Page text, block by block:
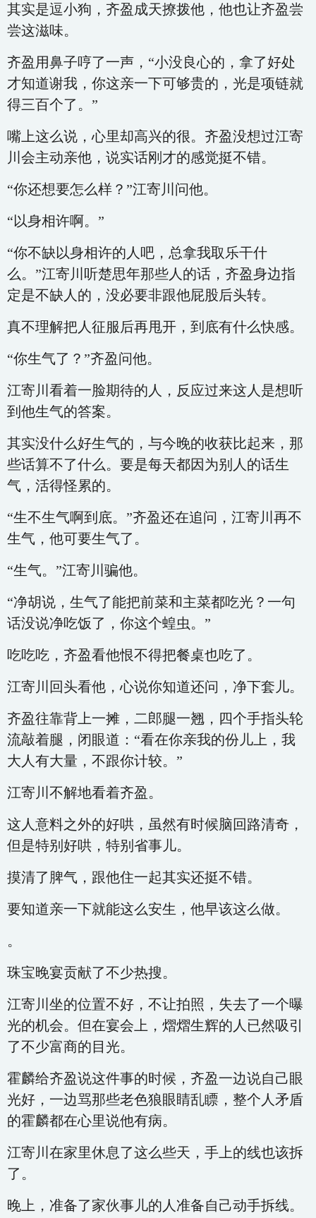
其实是逗小狗，齐盈成天撩拨他，他也让齐盈尝
尝这滋味。
齐盈用鼻子哼了一声，“小没良心的，拿了好处
才知道谢我，你这亲一下可够贵的，光是项链就
得三百个了。”
嘴上这么说，心里却高兴的很。齐盈没想过江寄
川会主动亲他，说实话刚才的感觉挺不错。
“你还想要怎么样？”江寄川问他。
“以身相许啊。”
“你不缺以身相许的人吧，总拿我取乐干什
么。”江寄川听楚思年那些人的话，齐盈身边指
定是不缺人的，没必要非跟他屁股后头转。
真不理解把人征服后再甩开，到底有什么快感。
“你生气了？”齐盈问他。
江寄川看着一脸期待的人，反应过来这人是想听
到他生气的答案。
其实没什么好生气的，与今晚的收获比起来，那
些话算不了什么。要是每天都因为别人的话生
气，活得怪累的。
“生不生气啊到底。”齐盈还在追问，江寄川再不
生气，他可要生气了。
“生气。”江寄川骗他。
“净胡说，生气了能把前菜和主菜都吃光？一句
话没说净吃饭了，你这个蝗虫。”
吃吃吃，齐盈看他恨不得把餐桌也吃了。
江寄川回头看他，心说你知道还问，净下套儿。
齐盈往靠背上一摊，二郎腿一翘，四个手指头轮
流敲着腿，闭眼道：“看在你亲我的份儿上，我
大人有大量，不跟你计较。”
江寄川不解地看着齐盈。
这人意料之外的好哄，虽然有时候脑回路清奇，
但是特别好哄，特别省事儿。
摸清了脾气，跟他住一起其实还挺不错。
要知道亲一下就能这么安生，他早该这么做。
。
珠宝晚宴贡献了不少热搜。
江寄川坐的位置不好，不让拍照，失去了一个曝
光的机会。但在宴会上，熠熠生辉的人已然吸引
了不少富商的目光。
霍麟给齐盈说这件事的时候，齐盈一边说自己眼
光好，一边骂那些老色狼眼睛乱瞟，整个人矛盾
的霍麟都在心里说他有病。
江寄川在家里休息了这么些天，手上的线也该拆
了。
晚上，准备了家伙事儿的人准备自己动手拆线。